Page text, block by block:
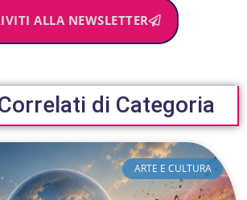
ALLA NEWSLETTER
di Categoria
ARTE E CULTURA